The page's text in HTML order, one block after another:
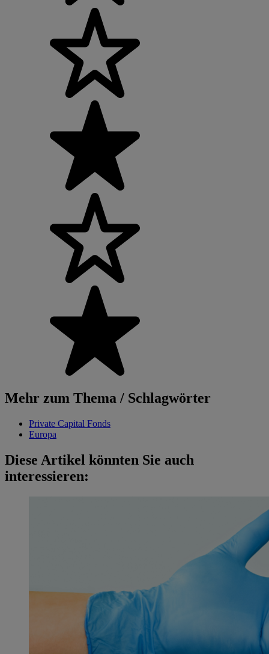
Mehr zum Thema / Schlagwörter
Private Capital Fonds
Europa
Diese Artikel könnten Sie auch
interessieren: